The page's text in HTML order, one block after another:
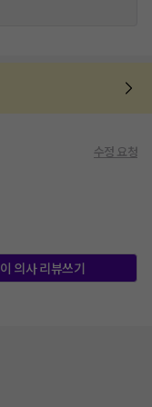
수정 요청
이 의사 리뷰쓰기